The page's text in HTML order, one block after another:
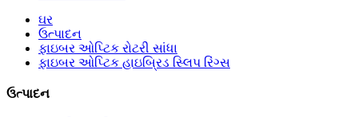
ઘર
ઉત્પાદન
ફાઇબર ઓપ્ટિક રોટરી સાંધા
ફાઇબર ઓપ્ટિક હાઇબ્રિડ સ્લિપ રિંગ્સ
ઉત્પાદન